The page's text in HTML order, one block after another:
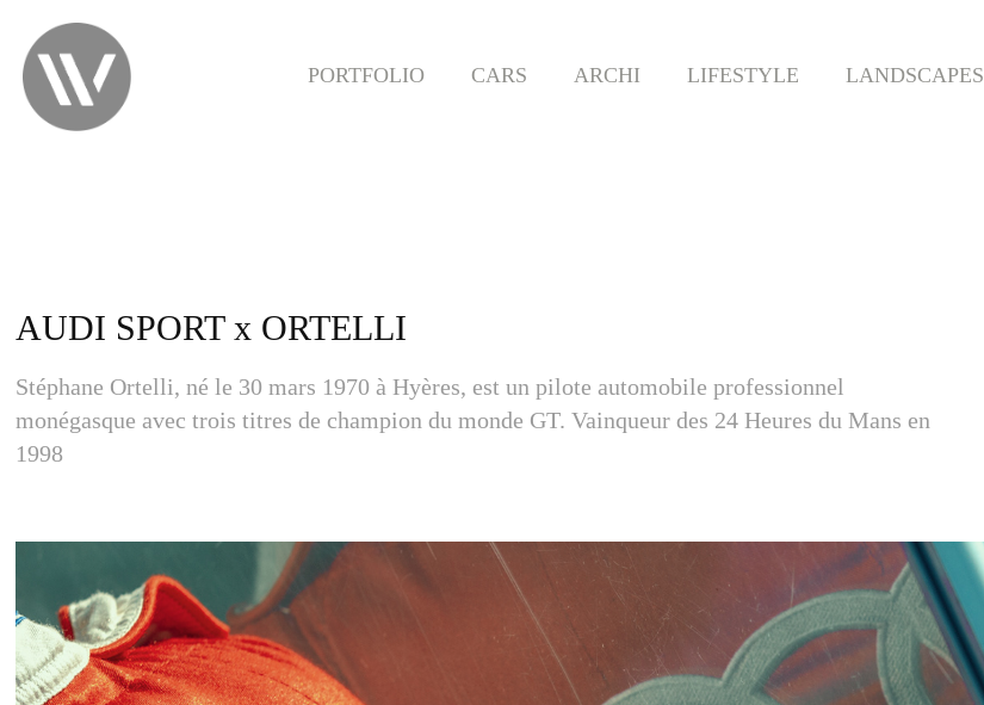
PORTFOLIO CARS ARCHI LIFESTYLE LANDSCAPES
AUDI SPORT x ORTELLI
Stéphane Ortelli, né le 30 mars 1970 à Hyères, est un pilote automobile professionnel
monégasque avec trois titres de champion du monde GT. Vainqueur des 24 Heures du Mans en
1998